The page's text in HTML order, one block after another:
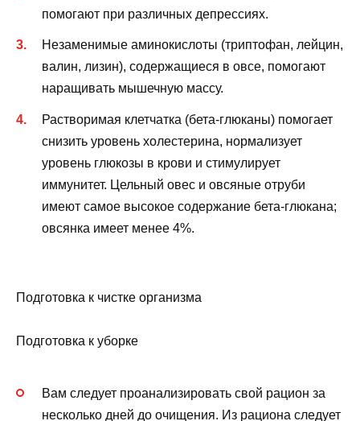
помогают при различных депрессиях.
Незаменимые аминокислоты (триптофан, лейцин,
валин, лизин), содержащиеся в овсе, помогают
наращивать мышечную массу.
Растворимая клетчатка (бета-глюканы) помогает
снизить уровень холестерина, нормализует
уровень глюкозы в крови и стимулирует
иммунитет. Цельный овес и овсяные отруби
имеют самое высокое содержание бета-глюкана;
овсянка имеет менее 4%.
Подготовка к чистке организма
Подготовка к уборке
Вам следует проанализировать свой рацион за
несколько дней до очищения. Из рациона следует